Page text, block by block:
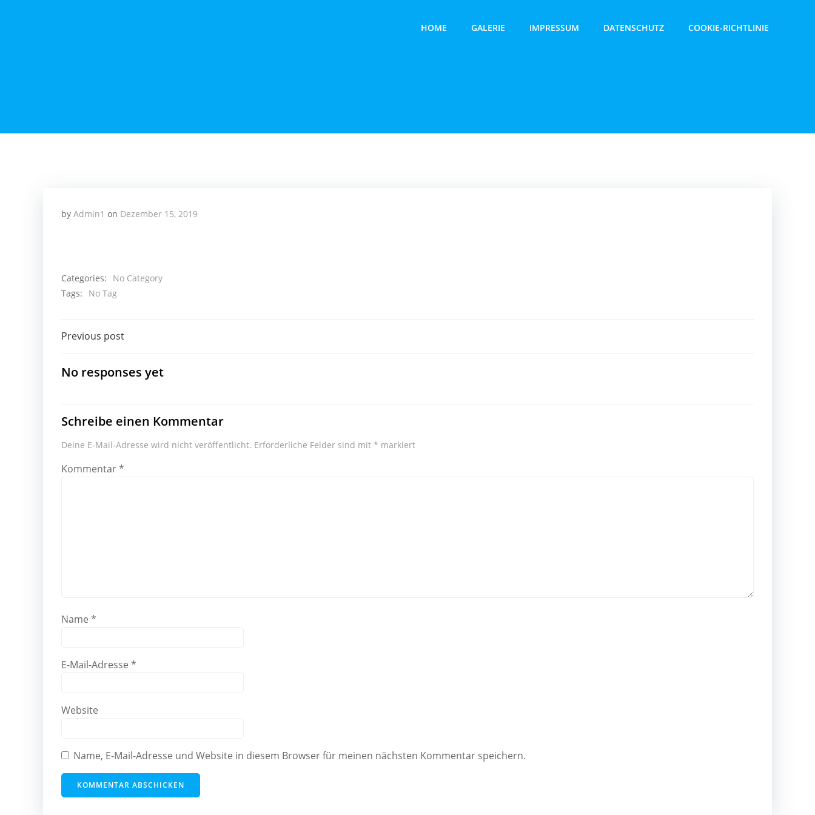
HOME GALERIE IMPRESSUM DATENSCHUTZ COOKIE-RICHTLINIE
by Admin1 on Dezember 15, 2019
Categories:
No Category
Tags:
No Tag
Beitragsnavigation
Previous post
No responses yet
Schreibe einen Kommentar
Deine E-Mail-Adresse wird nicht veröffentlicht. Erforderliche Felder sind mit * markiert
Kommentar*
Name *
E-Mail-Adresse *
Website
Name, E-Mail-Adresse und Website in diesem Browser für meinen nächsten Kommentar speichern.